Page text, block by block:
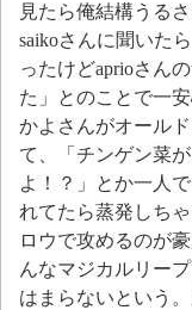
見たら俺結構うる
saikoさんに聞いた
ったけどaprioさん
た」とのことで一
かよさんがオール
て、「チンゲン菜
よ！？」とか一人
れてたら蒸発しち
ロウで攻めるのが
んなマジカルリー
はまらないという